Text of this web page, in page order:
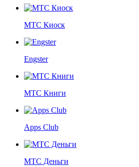
МТС Киоск
Engster
МТС Книги
Apps Club
МТС Деньги